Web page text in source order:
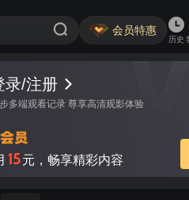
会员特惠
历史
录/注册
多端观看记录 尊享高清观影体验
15元，畅享精彩内容